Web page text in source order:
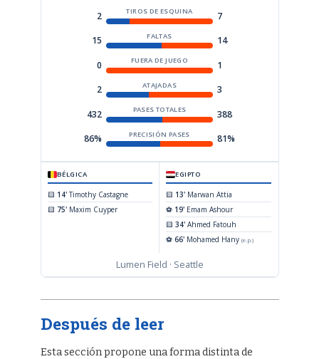
2 TIROS DE ESQUINA 7
15 FALTAS 14
0 FUERA DE JUEGO 1
2 ATAJADAS 3
432 PASES TOTALES 388
86% PRECISIÓN PASES 81%
BÉLGICA
🟨 14'Timothy Castagne
🟨 75'Maxim Cuyper
EGIPTO
🟨 13' Marwan Attia
⚽ 19' Emam Ashour
🟨34' Ahmed Fatouh
⚽66' Mohamed Hany(e.p.)
Lumen Field · Seattle
Después de leer
Esta sección propone una forma distinta de